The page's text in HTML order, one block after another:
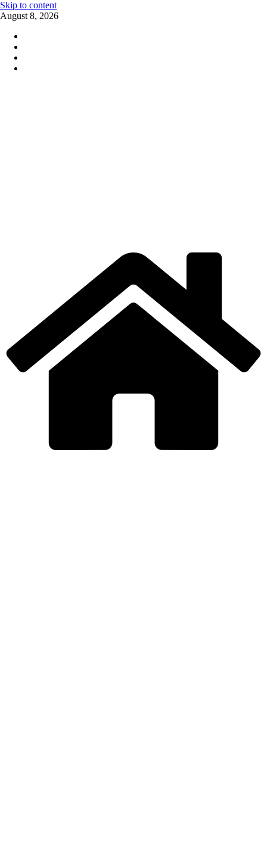
Skip to content
August 8, 2026